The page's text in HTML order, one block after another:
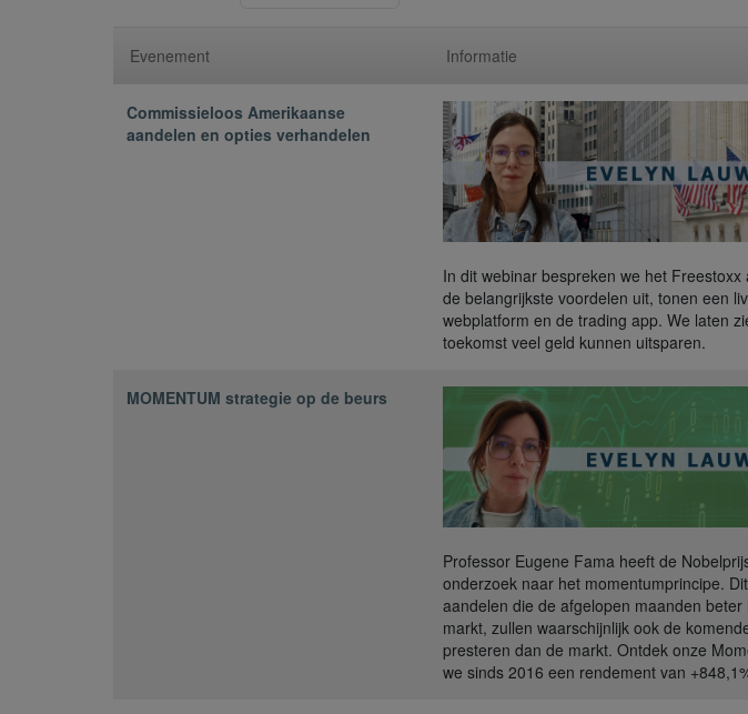
Evenement Informatie
Commissieloos Amerikaanse
aandelen en opties verhandelen
In dit webinar bespreken we het
de belangrijkste voordelen uit, tonen een
webplatform en de trading app. We laten
toekomst veel geld kunnen uitsparen.
MOMENTUM strategie op de beurs
Professor Eugene Fama heeft de
onderzoek naar het momentumprincipe.
aandelen die de afgelopen maanden
markt, zullen waarschijnlijk ook de
presteren dan de markt. Ontdek onze
we sinds 2016 een rendement van